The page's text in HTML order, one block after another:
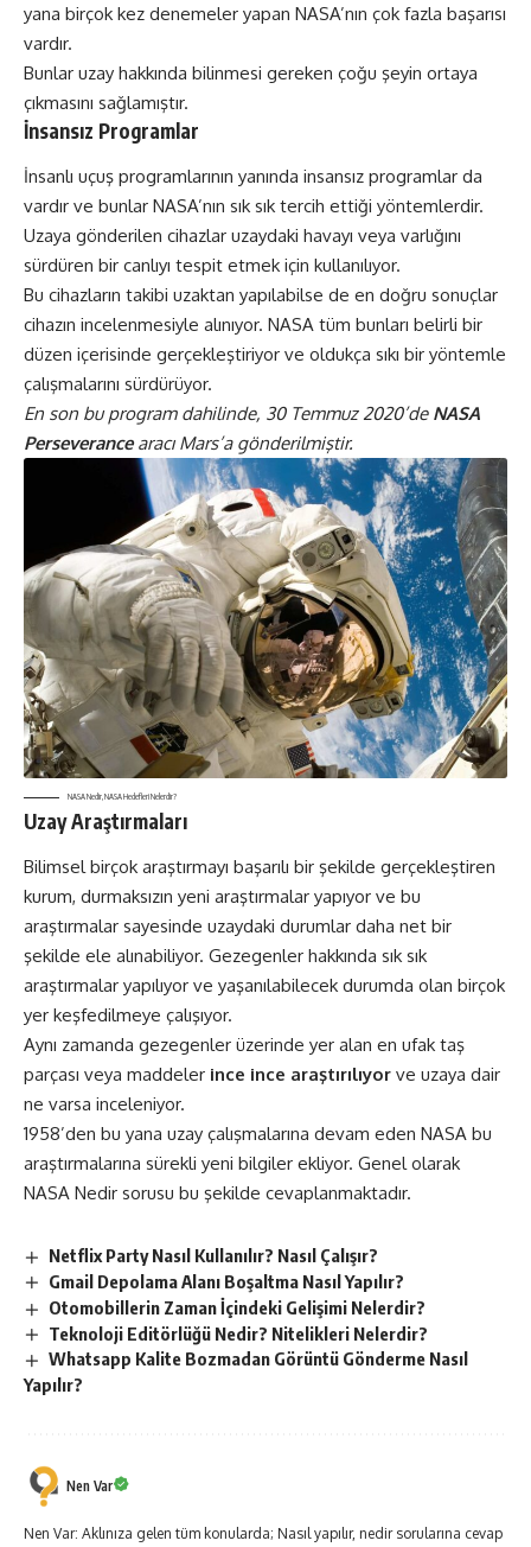
yana birçok kez denemeler yapan NASA’nın çok fazla başarısı
vardır.
Bunlar uzay hakkında bilinmesi gereken çoğu şeyin ortaya
çıkmasını sağlamıştır.
İnsansız Programlar
İnsanlı uçuş programlarının yanında insansız programlar da
vardır ve bunlar NASA’nın sık sık tercih ettiği yöntemlerdir.
Uzaya gönderilen cihazlar uzaydaki havayı veya varlığını
sürdüren bir canlıyı tespit etmek için kullanılıyor.
Bu cihazların takibi uzaktan yapılabilse de en doğru sonuçlar
cihazın incelenmesiyle alınıyor. NASA tüm bunları belirli bir
düzen içerisinde gerçekleştiriyor ve oldukça sıkı bir yöntemle
çalışmalarını sürdürüyor.
En son bu program dahilinde, 30 Temmuz 2020’de NASA
Perseverancearacı Mars’a gönderilmiştir.
NASA Nedir, NASA Hedefleri Nelerdir?
Uzay Araştırmaları
Bilimsel birçok araştırmayı başarılı bir şekilde gerçekleştiren
kurum, durmaksızın yeni araştırmalar yapıyor ve bu
araştırmalar sayesinde uzaydaki durumlar daha net bir
şekilde ele alınabiliyor. Gezegenler hakkında sık sık
araştırmalar yapılıyor ve yaşanılabilecek durumda olan birçok
yer keşfedilmeye çalışıyor.
Aynı zamanda gezegenler üzerinde yer alan en ufak taş
parçası veya maddeler ince ince araştırılıyor ve uzaya dair
ne varsa inceleniyor.
1958’den bu yana uzay çalışmalarına devam eden NASA bu
araştırmalarına sürekli yeni bilgiler ekliyor. Genel olarak
NASA Nedir sorusu bu şekilde cevaplanmaktadır.
Netflix Party Nasıl Kullanılır? Nasıl Çalışır?
Gmail Depolama Alanı Boşaltma Nasıl Yapılır?
Otomobillerin Zaman İçindeki Gelişimi Nelerdir?
Teknoloji Editörlüğü Nedir? Nitelikleri Nelerdir?
Whatsapp Kalite Bozmadan Görüntü Gönderme Nasıl
Yapılır?
Nen Var
Nen Var: Aklınıza gelen tüm konularda; Nasıl yapılır, nedir sorularına cevap